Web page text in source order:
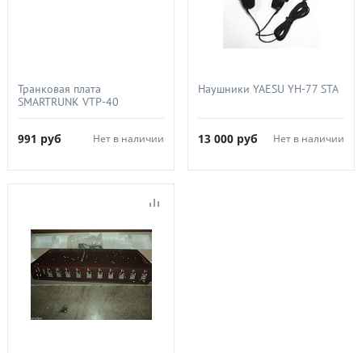
Транковая плата
SMARTRUNK VTP-40
991 руб Нет в наличии
Наушники YAESU YH-77 STA
13 000 руб Нет в наличии